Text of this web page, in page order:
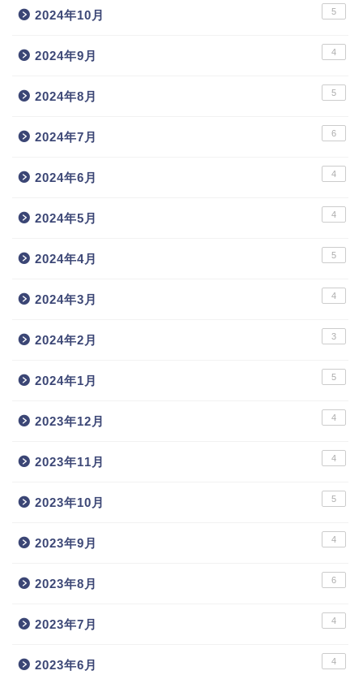
2024年10月 5
2024年9月 4
2024年8月 5
2024年7月 6
2024年6月 4
2024年5月 4
2024年4月 5
2024年3月 4
2024年2月 3
2024年1月 5
2023年12月 4
2023年11月 4
2023年10月 5
2023年9月 4
2023年8月 6
2023年7月 4
2023年6月 4